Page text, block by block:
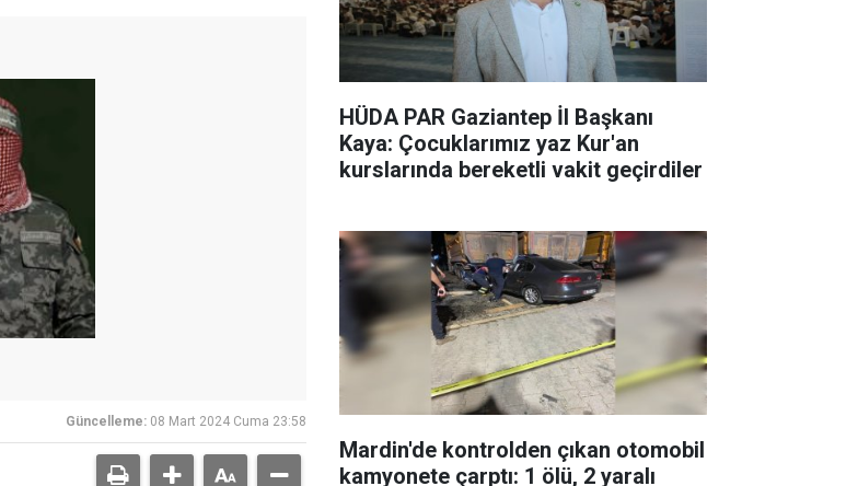
Güncelleme: 08 Mart 2024 Cuma 23:58
HÜDA PAR Gaziantep İl Başkanı
Kaya: Çocuklarımız yaz Kur'an
kurslarında bereketli vakit geçirdiler
Mardin'de kontrolden çıkan otomobil
kamyonete çarptı: 1 ölü, 2 yaralı